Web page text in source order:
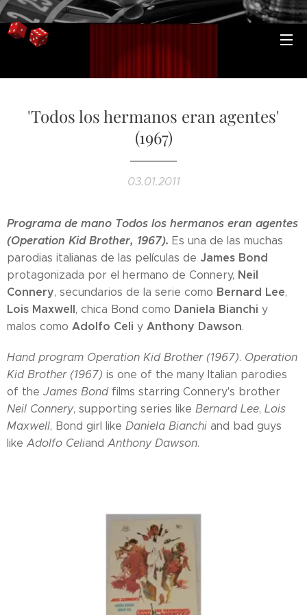
'Todos los hermanos eran agentes'
(1967)
03.01.2011
Programa de mano Todos los hermanos eran agentes
(Operation Kid Brother, 1967). Es una de las muchas
parodias italianas de las películas de James Bond
protagonizada por el hermano de Connery, Neil
Connery, secundarios de la serie como Bernard Lee,
Lois Maxwell, chica Bond como Daniela Bianchi y
malos como Adolfo Celi y Anthony Dawson.
Hand program Operation Kid Brother (1967). Operation
Kid Brother (1967) is one of the many Italian parodies
of the James Bondfilms starring Connery's brother
Neil Connery, supporting series like Bernard Lee, Lois
Maxwell, Bond girl like Daniela Bianchi and bad guys
like Adolfo Celiand Anthony Dawson.